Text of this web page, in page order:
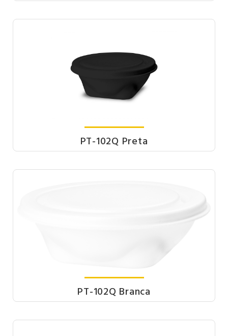
PT-102Q Preta
PT-102Q Branca